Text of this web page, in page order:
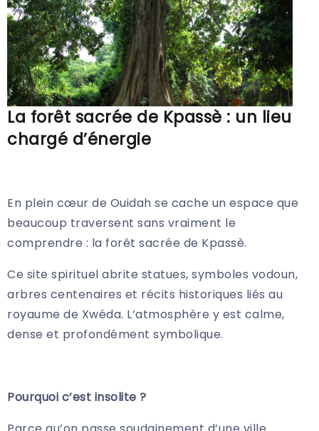
La forêt sacrée de Kpassè : un lieu
chargé d’énergie
En plein cœur de Ouidah se cache un espace que
beaucoup traversent sans vraiment le
comprendre : la forêt sacrée de Kpassè.
Ce site spirituel abrite statues, symboles vodoun,
arbres centenaires et récits historiques liés au
royaume de Xwéda. L’atmosphère y est calme,
dense et profondément symbolique.
Pourquoi c’est insolite ?